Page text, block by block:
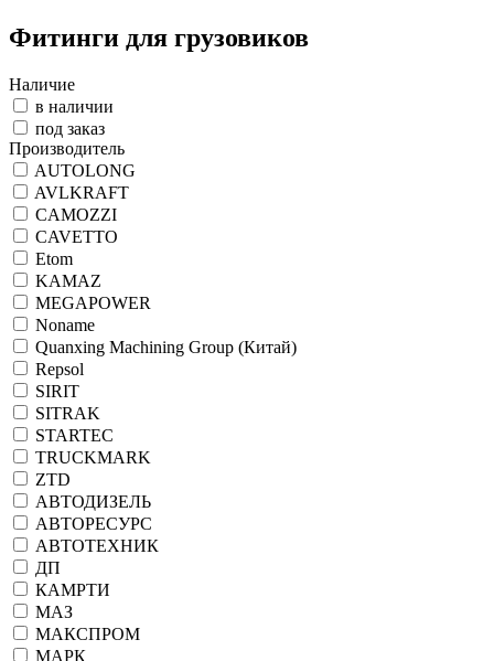
Фитинги для грузовиков
Наличие
в наличии
под заказ
Производитель
AUTOLONG
AVLKRAFT
CAMOZZI
CAVETTO
Etom
KAMAZ
MEGAPOWER
Noname
Quanxing Machining Group (Китай)
Repsol
SIRIT
SITRAK
STARTEC
TRUCKMARK
ZTD
АВТОДИЗЕЛЬ
АВТОРЕСУРС
АВТОТЕХНИК
ДП
КАМРТИ
МАЗ
МАКСПРОМ
МАРК